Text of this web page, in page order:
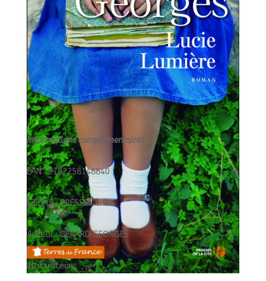
Informations complémentaires :
EAN : 9782258148840
Éditeur : PRESSES CITE
Auteur : GERARD GEORGES
Illustrateur :